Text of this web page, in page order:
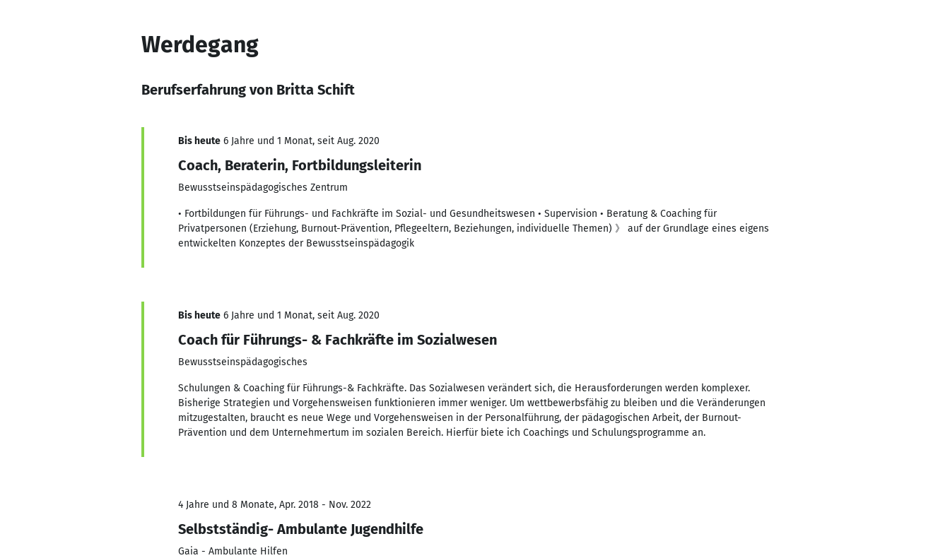
Werdegang
Berufserfahrung von Britta Schift
Bis heute 6 Jahre und 1 Monat, seit Aug. 2020
Coach, Beraterin, Fortbildungsleiterin
Bewusstseinspädagogisches Zentrum
• Fortbildungen für Führungs- und Fachkräfte im Sozial- und Gesundheitswesen • Supervision • Beratung & Coaching für
Privatpersonen (Erziehung, Burnout-Prävention, Pflegeeltern, Beziehungen, individuelle Themen) 》 auf der Grundlage eines eigens
entwickelten Konzeptes der Bewusstseinspädagogik
Bis heute 6 Jahre und 1 Monat, seit Aug. 2020
Coach für Führungs- & Fachkräfte im Sozialwesen
Bewusstseinspädagogisches
Schulungen & Coaching für Führungs-& Fachkräfte. Das Sozialwesen verändert sich, die Herausforderungen werden komplexer.
Bisherige Strategien und Vorgehensweisen funktionieren immer weniger. Um wettbewerbsfähig zu bleiben und die Veränderungen
mitzugestalten, braucht es neue Wege und Vorgehensweisen in der Personalführung, der pädagogischen Arbeit, der Burnout-
Prävention und dem Unternehmertum im sozialen Bereich. Hierfür biete ich Coachings und Schulungsprogramme an.
4 Jahre und 8 Monate, Apr. 2018 - Nov. 2022
Selbstständig- Ambulante Jugendhilfe
Gaia - Ambulante Hilfen